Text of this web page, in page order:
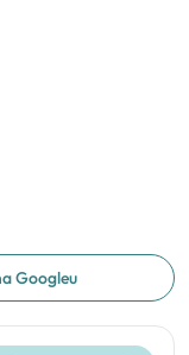
Googleu